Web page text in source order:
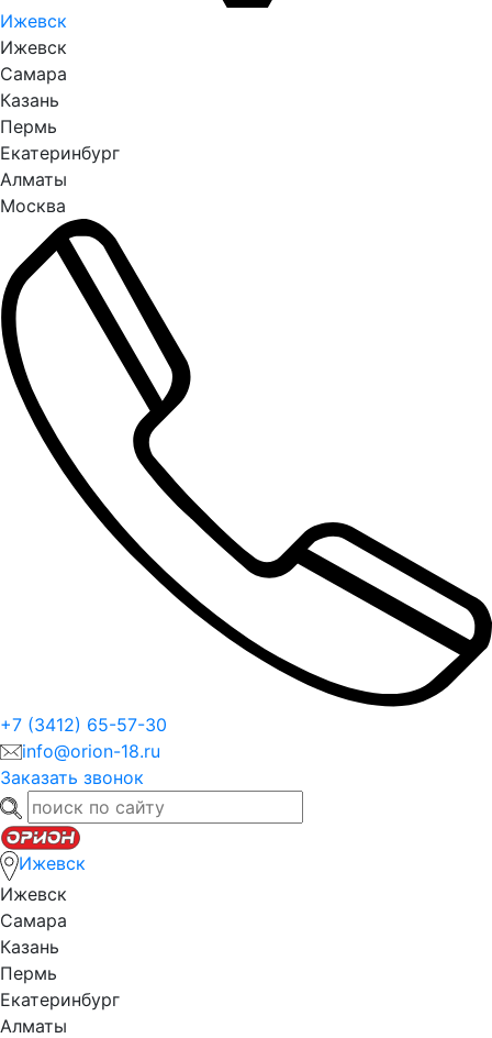
Ижевск
Ижевск
Самара
Казань
Пермь
Екатеринбург
Алматы
Москва
+7 (3412) 65-57-30
info@orion-18.ru
Заказать звонок
Ижевск
Ижевск
Самара
Казань
Пермь
Екатеринбург
Алматы